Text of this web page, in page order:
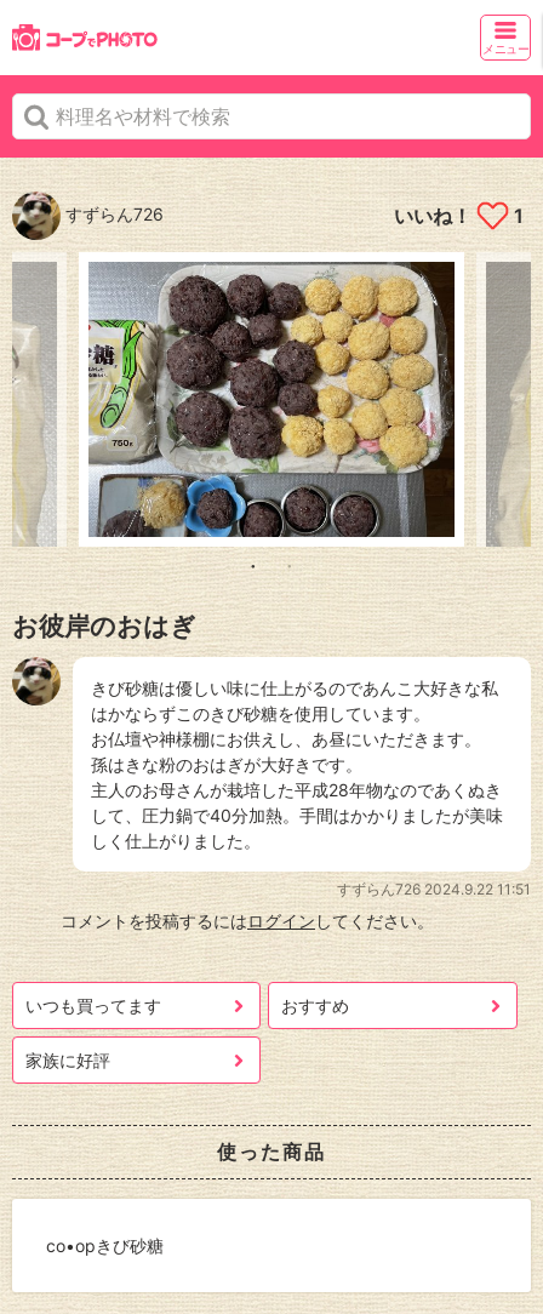
メニュー
すずらん726 いいね！ 1
お彼岸のおはぎ
きび砂糖は優しい味に仕上がるのであんこ大好きな私
はかならずこのきび砂糖を使用しています。
お仏壇や神様棚にお供えし、あ昼にいただきます。
孫はきな粉のおはぎが大好きです。
主人のお母さんが栽培した平成28年物なのであくぬき
して、圧力鍋で40分加熱。手間はかかりましたが美味
しく仕上がりました。
すずらん726 2024.9.22 11:51
コメントを投稿するにはログインしてください。
いつも買ってます おすすめ
家族に好評
使った商品
co•opきび砂糖